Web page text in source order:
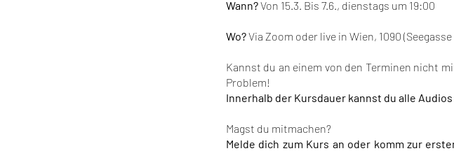
Wann?Von 15.3. Bis 7.6., dienstags um 19:00
Wo?Via Zoom oder live in Wien, 1090 (Seegasse
Kannst du an einem von den Terminen nicht
Problem!
Innerhalb der Kursdauer kannst du alle
Magst du mitmachen?
Melde dich zum Kurs an oder komm zur